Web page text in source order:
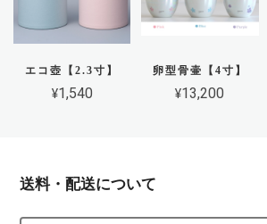
エコ壺【2.3寸】
¥1,540
卵型骨壷【4寸】
¥13,200
送料・配送について